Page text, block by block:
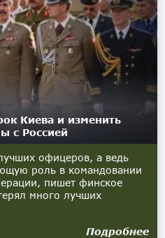
Киева и изменить
с Россией
офицеров, а ведь
роль в командовании
пишет финское
много лучших
Подробнее